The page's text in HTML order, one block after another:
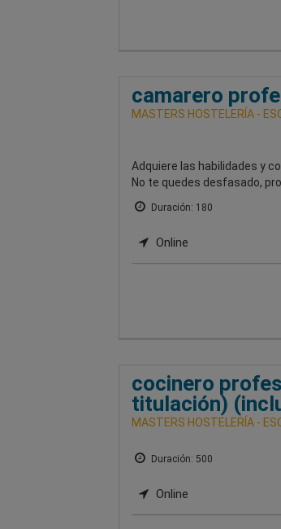
camarero
MASTERS HOSTELERÍA -
Adquiere las habilidades y
No te quedes desfasado,
Duración: 180
Online
cocinero
titulación)
MASTERS HOSTELERÍA -
Duración: 500
Online